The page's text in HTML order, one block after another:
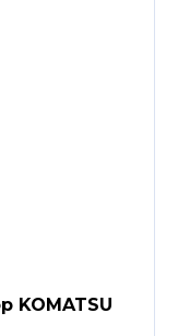
KOMATSU